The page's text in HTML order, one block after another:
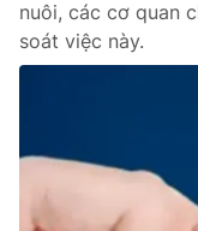
Pháp luật
Thế giới
nuôi, các cơ quan
soát việc này.